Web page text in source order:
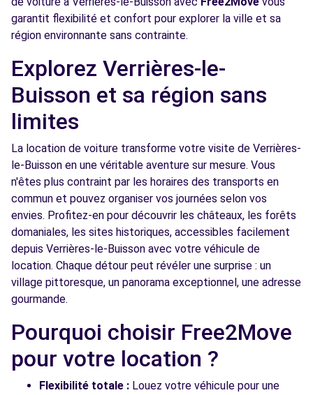
Free2Move Rent - GARAGE DE L'ARC EN CIEL
21 RUE NOTRE DAME
Free2Move Rent - GARAGE DE L EGLISE -
CHATILLON (C)
55 BOULEVARD DE VANVES
CHATILLON, 92320
Voir l'agence
Free2Move Rent - VAL AUTOMOBILES -
CACHAN (C)
7.1
51 AVENUE ARISTIDE BRIAND
CACHAN, 94230
Voir l'agence
garantit flexibilité et confort pour explorer la ville et sa
région environnante sans contrainte.
Explorez Verrières-le-
Buisson et sa région sans
limites
La location de voiture transforme votre visite de Verrières-
le-Buisson en une véritable aventure sur mesure. Vous
n'êtes plus contraint par les horaires des transports en
commun et pouvez organiser vos journées selon vos
envies. Profitez-en pour découvrir les châteaux, les forêts
domaniales, les sites historiques, accessibles facilement
depuis Verrières-le-Buisson avec votre véhicule de
location. Chaque détour peut révéler une surprise : un
village pittoresque, un panorama exceptionnel, une adresse
gourmande.
Pourquoi choisir Free2Move
pour votre location ?
Flexibilité totale : Louez votre véhicule pour une